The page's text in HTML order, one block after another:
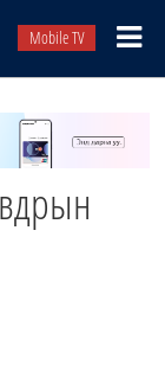
Mobile TV